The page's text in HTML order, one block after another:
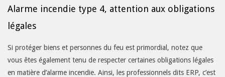
Alarme incendie type 4, attention aux obligations
légales
Si protéger biens et personnes du feu est primordial, notez que
vous êtes également tenu de respecter certaines obligations légales
en matière d’alarme incendie. Ainsi, les professionnels dits ERP, c’est